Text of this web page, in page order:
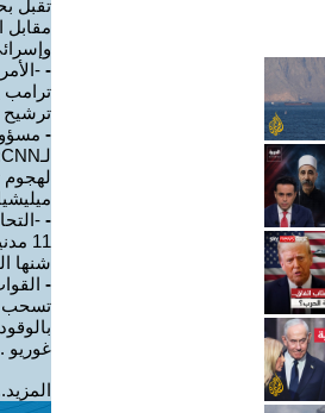
تقبل
مقابل
-
-
ترامب
ترشيح
-
-
-
11
شنها
-
تسحب
غوريو